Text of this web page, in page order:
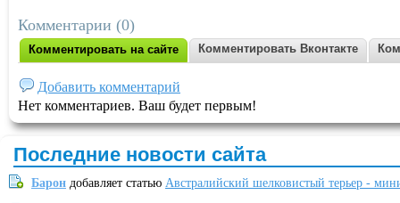
Комментарии (0)
Комментировать на сайте Комментировать Вконтакте
Добавить комментарий
Нет комментариев. Ваш будет первым!
Последние новости сайта
Барон добавляет статью Австралийский шелковистый терьер -